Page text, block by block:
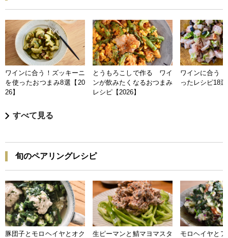
ワインに合う！ズッキーニ
を使ったおつまみ8選【20
26】
とうもろこしで作る ワイ
ンが飲みたくなるおつまみ
レシピ【2026】
ワインに合う
ったレシピ18
すべて見る
旬のペアリングレシピ
豚団子とモロヘイヤとオク
生ピーマンと鯖マヨマスタ
モロヘイヤと